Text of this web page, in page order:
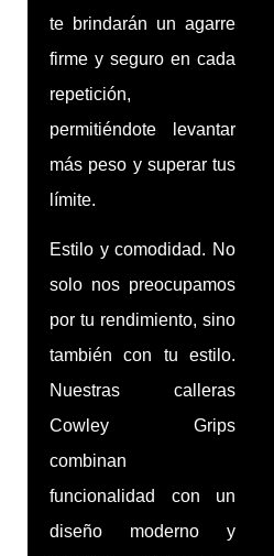
te brindarán un agarre
firme y seguro en cada
repetición,
permitiéndote levantar
más peso y superar tus
límite.
Estilo y comodidad. No
solo nos preocupamos
por tu rendimiento, sino
también con tu estilo.
Nuestras calleras
Cowley Grips
combinan
funcionalidad con un
diseño moderno y